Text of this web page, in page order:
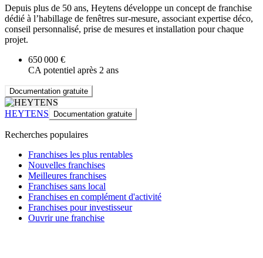
Depuis plus de 50 ans, Heytens développe un concept de franchise
dédié à l’habillage de fenêtres sur-mesure, associant expertise déco,
conseil personnalisé, prise de mesures et installation pour chaque
projet.
650 000 €
CA potentiel après 2 ans
Documentation gratuite
HEYTENS Documentation gratuite
Recherches populaires
Franchises les plus rentables
Nouvelles franchises
Meilleures franchises
Franchises sans local
Franchises en complément d'activité
Franchises pour investisseur
Ouvrir une franchise